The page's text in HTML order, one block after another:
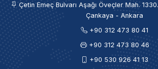
Çetin Emeç Bulvarı Aşağı Öveçler Mah.
Çankaya - Ankara
+90 312 473 80 41
+90 312 473 80 46
+90 530 926 41 13